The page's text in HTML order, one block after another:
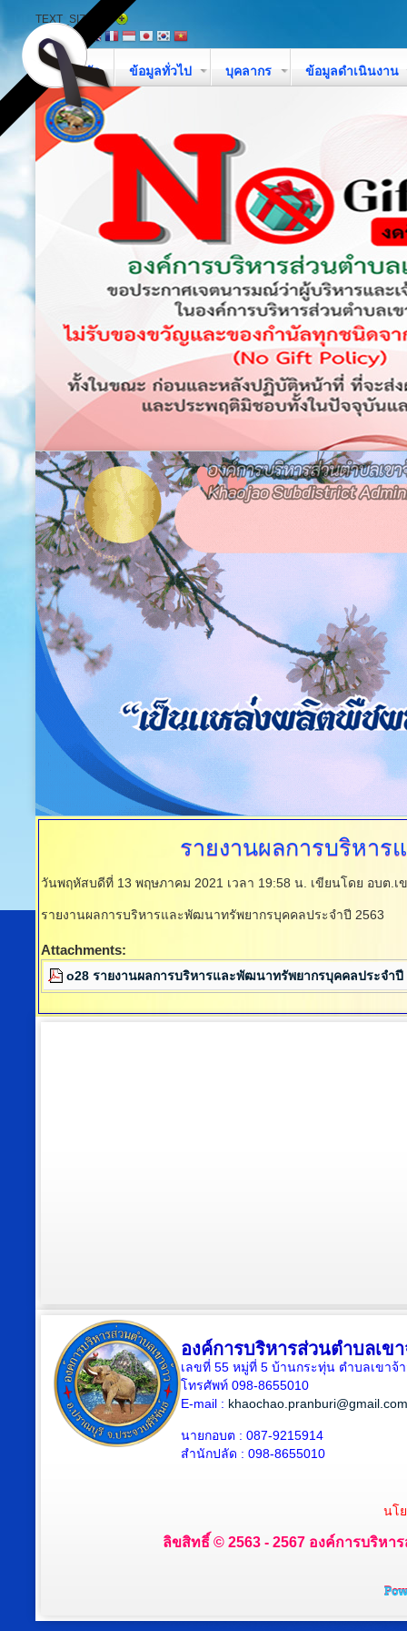
TEXT_SIZE
หน้าหลัก ข้อมูลทั่วไป บุคลากร ข้อมูลดำเนินงาน
รายงานผลการบริหา
วันพฤหัสบดีที่ 13 พฤษภาคม 2021 เวลา 19:58 น. เขียนโดย อบต.เ
รายงานผลการบริหารและพัฒนาทรัพยากรบุคคลประจำปี 2563
Attachments:
o28 รายงานผลการบริหารและพัฒนาทรัพยากรบุคคลประจำปี
องค์การบริหารส่วนตำบลเข
เลขที่ 55 หมู่ที่ 5 บ้านกระทุ่น ตำบลเขาจ้
โทรศัพท์ 098-8655010
E-mail : khaochao.pranburi@gmail.com
นายกอบต : 087-9215914
สำนักปลัด : 098-8655010
นโ
ลิขสิทธิ์ © 2563 - 2567 องค์การบริหา